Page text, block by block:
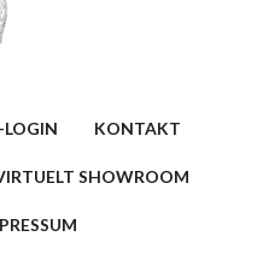
LOGIN KONTAKT
SHOWROOM